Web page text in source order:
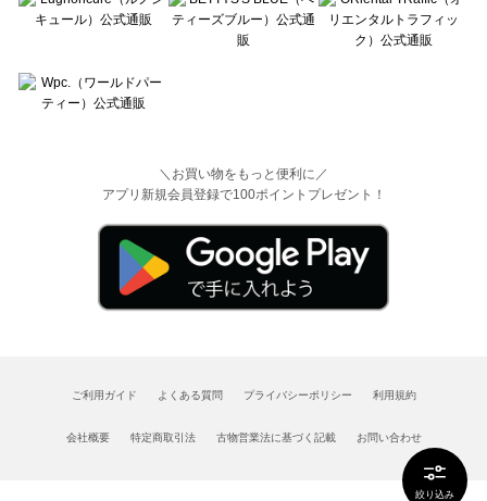
絞り込み
＼お買い物をもっと便利に／
アプリ新規会員登録で100ポイントプレゼント！
ご利用ガイド よくある質問 プライバシーポリシー 利用規約
会社概要 特定商取引法 古物営業法に基づく記載 お問い合わせ